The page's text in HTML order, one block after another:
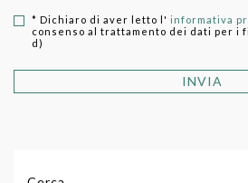
* Dichiaro di aver letto l' informativa
consenso al trattamento dei dati per i
d)
INVIA